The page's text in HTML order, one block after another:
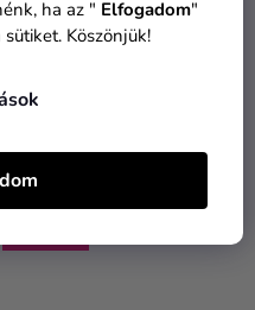
ha az " Elfogadom"
Köszönjük!
es születésnapi szám
lufi - világoskék
490 Ft
KOSÁRBA